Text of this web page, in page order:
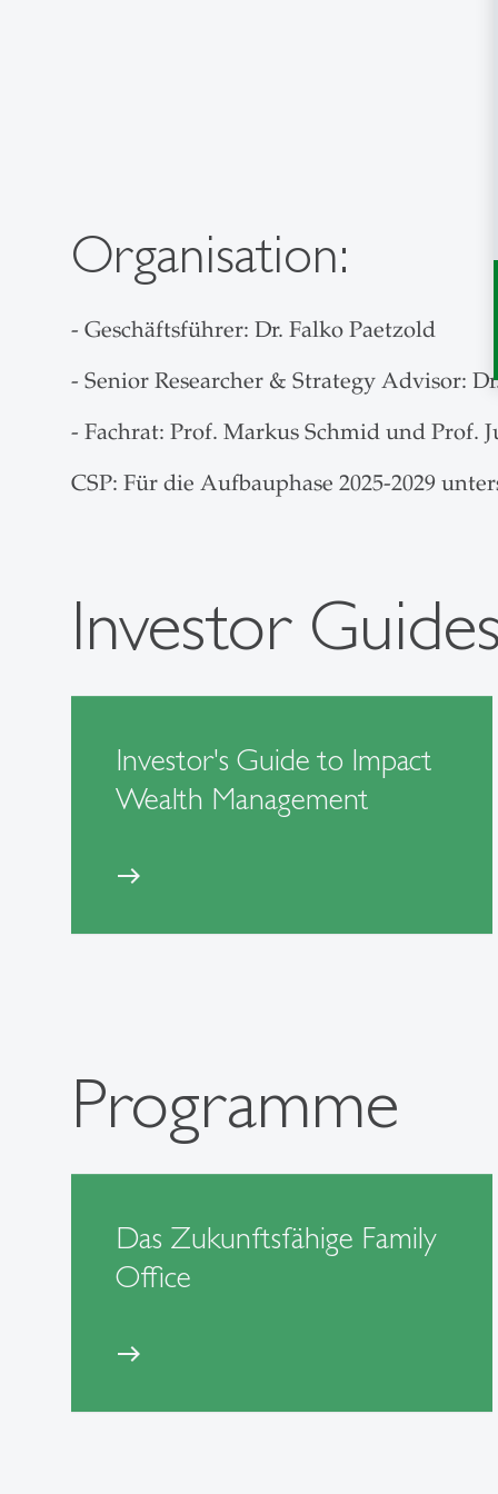
Organisation:
- Geschäftsführer: Dr. Falko Paetzold
- Senior Researcher & Strategy Advisor:
- Fachrat: Prof. Markus Schmid und Prof.
CSP: Für die Aufbauphase 2025-2029
Investor Guides
Investor's Guide to Impact
Wealth Management
east
Programme
Das Zukunftsfähige Family
Office
east